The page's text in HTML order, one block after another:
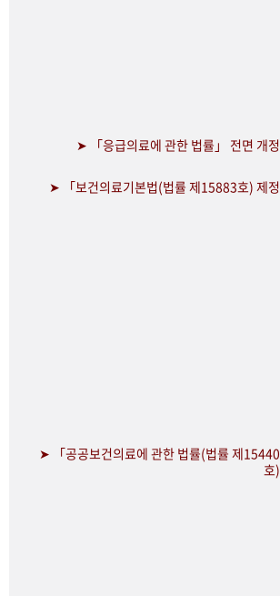
➤ 「응급의료에 관한 법률」 전면 개정
➤ 「보건의료기본법(법률 제15883호) 제정
➤ 「공공보건의료에 관한 법률(법률 제15440
호)